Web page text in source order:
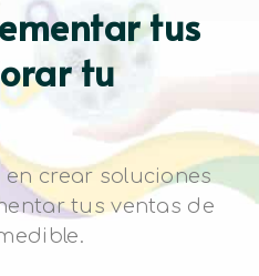
tus
tu
crear soluciones
tus ventas de